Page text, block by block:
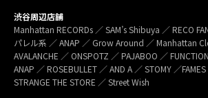
渋谷周辺店舗
Manhattan RECORDs ／ SAM’s Shibuya ／ RECO
パレル系 ／ ANAP ／ Grow Around ／ Manhattan
AVALANCHE ／ ONSPOTZ ／ PAJABOO ／
ANAP ／ ROSEBULLET ／ AND A ／ STOMY ／
STRANGE THE STORE ／ Street Wish